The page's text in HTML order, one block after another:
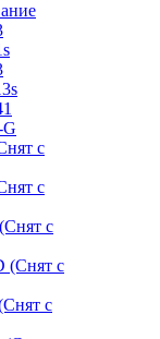
с
с
с
(Снят с
с